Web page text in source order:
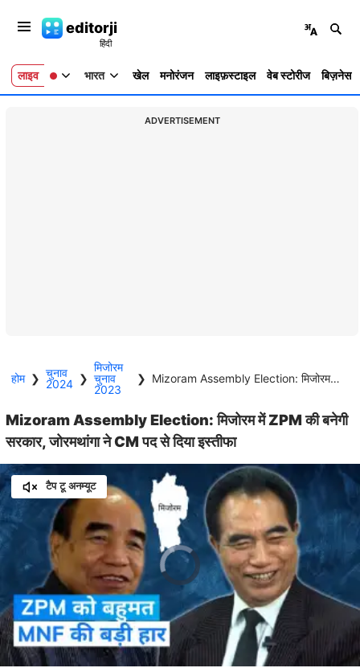
editorji
लाइव भारत खेल मनोरंजन लाइफ़स्टाइल वेब स्टोरीज बिज़नेस
ADVERTISEMENT
होम ❯ चुनाव
2024 ❯
मिजोरम
चुनाव
2023
❯ Mizoram Assembly Election: मिजोरम में ZPM की बनेगी सरकार, जोरमथांगा ने CM पद से दिया इस्तीफा
Mizoram Assembly Election: मिजोरम में ZPM की बनेगी
सरकार, जोरमथांगा ने CM पद से दिया इस्तीफा
टैप टू अनम्यूट
Video
Player
is
loading.
Unmute
Loaded:
0.00%